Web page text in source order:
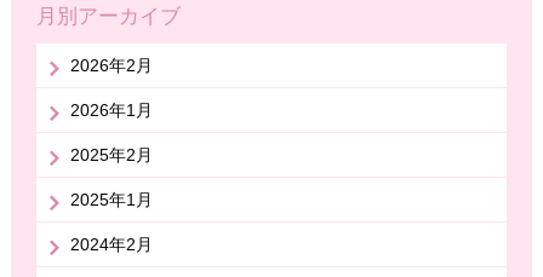
月別アーカイブ
2026年2月
2026年1月
2025年2月
2025年1月
2024年2月